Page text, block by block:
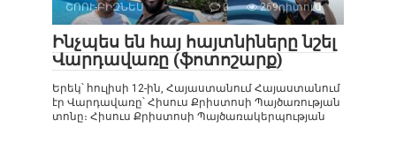
ՇՈՈՒ-ԲԻԶՆԵՍ 0 269դիտում
Ինչպես են հայ հայտնիները նշել
Վարդավառը (ֆոտոշարք)
Երեկ՝ հուլիսի 12-ին, Հայաստանում Հայաստանում
էր Վարդավառը՝ Հիսուս Քրիստոսի Պայծառության
տոնը։ Հիսուս Քրիստոսի Պայծառակերպության